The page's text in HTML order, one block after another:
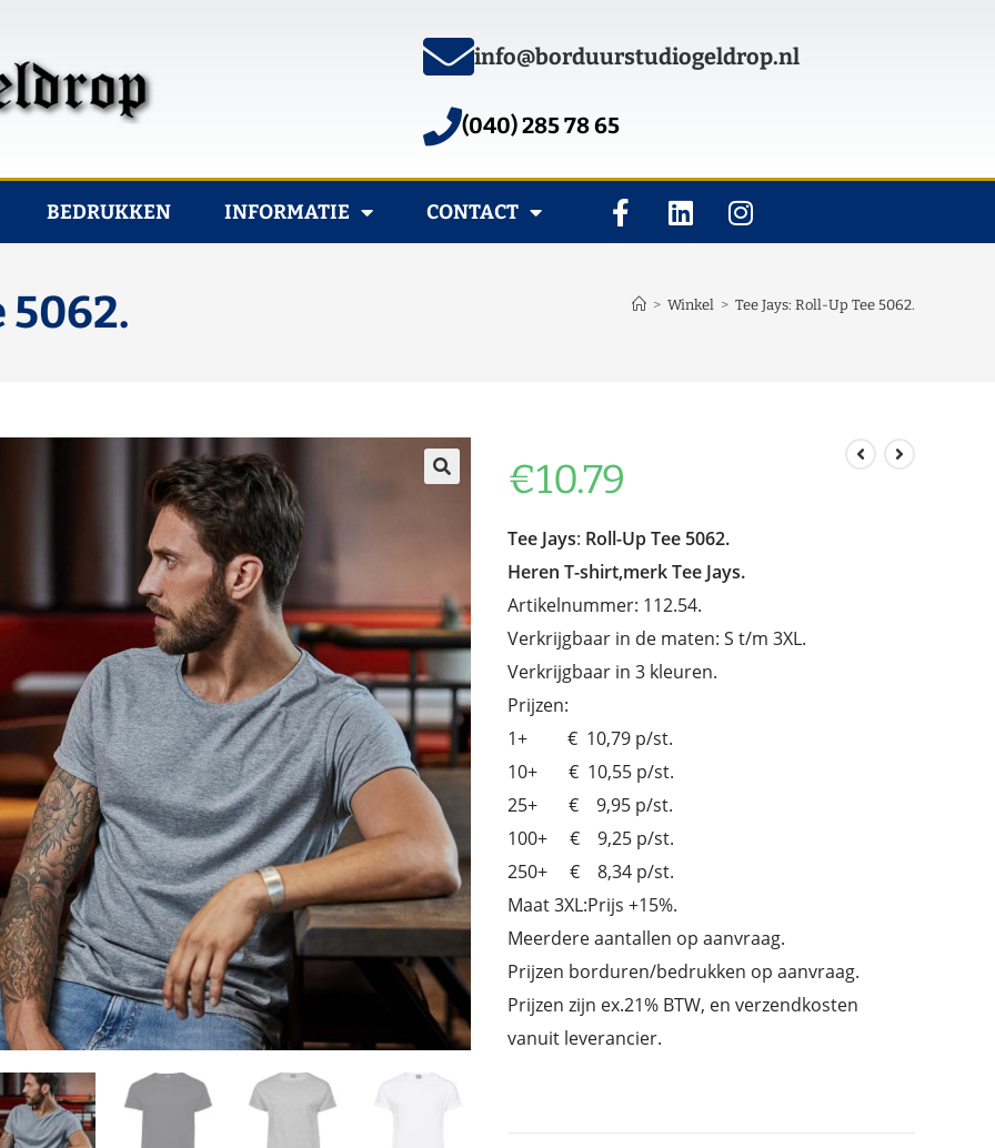
info@borduurstudiogeldrop.nl
(040) 285 78 65
BEDRUKKEN INFORMATIE CONTACT
5062. > Winkel > Tee Jays: Roll-Up Tee 5062.
€10.79
Tee Jays: Roll-Up Tee 5062.
Heren T-shirt,merk Tee Jays.
Artikelnummer: 112.54.
Verkrijgbaar in de maten: S t/m 3XL.
Verkrijgbaar in 3 kleuren.
Prijzen:
1+ € 10,79 p/st.
10+ € 10,55 p/st.
25+ € 9,95 p/st.
100+ € 9,25 p/st.
250+ € 8,34 p/st.
Maat 3XL:Prijs +15%.
Meerdere aantallen op aanvraag.
Prijzen borduren/bedrukken op aanvraag.
Prijzen zijn ex.21% BTW, en verzendkosten
vanuit leverancier.